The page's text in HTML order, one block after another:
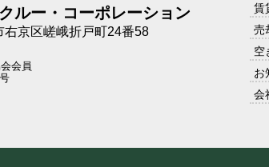
ルー・コーポレーション
右京区嵯峨折戸町24番58
会員
賃
売
空
お
会